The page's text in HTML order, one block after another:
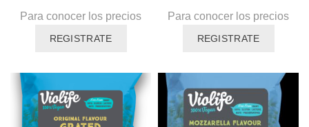
Para conocer los precios
REGISTRATE
Para conocer los precios
REGISTRATE